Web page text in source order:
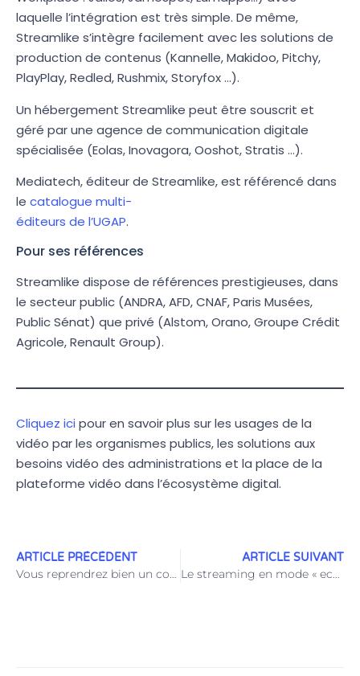
laquelle l’intégration est très simple. De même,
Streamlike s’intègre facilement avec les solutions de
production de contenus (Kannelle, Makidoo, Pitchy,
PlayPlay, Redled, Rushmix, Storyfox …).
Un hébergement Streamlike peut être souscrit et
géré par une agence de communication digitale
spécialisée (Eolas, Inovagora, Ooshot, Stratis …).
Mediatech, éditeur de Streamlike, est référencé dans
le catalogue multi-
éditeurs de l’UGAP.
Pour ses références
Streamlike dispose de références prestigieuses, dans
le secteur public (ANDRA, AFD, CNAF, Paris Musées,
Public Sénat) que privé (Alstom, Orano, Groupe Crédit
Agricole, Renault Group).
Cliquez ici pour en savoir plus sur les usages de la
vidéo par les organismes publics, les solutions aux
besoins vidéo des administrations et la place de la
plateforme vidéo dans l’écosystème digital.
ARTICLE PRÉCÉDENT
Vous reprendrez bien un cookie?
ARTICLE SUIVANT
Le streaming en mode « eco »